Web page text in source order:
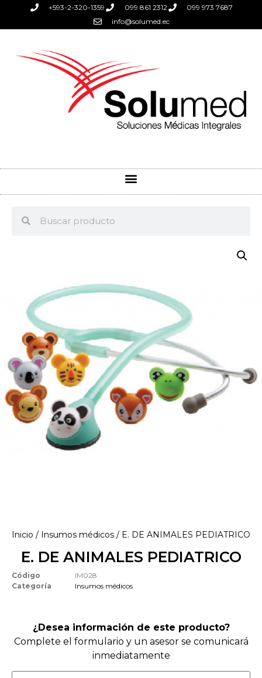
+593-2-320-1359 099 861 2312
099 973 7687
info@solumed.ec
Inicio / Insumos médicos / E. DE ANIMALES PEDIATRICO
E. DE ANIMALES PEDIATRICO
Código
IM028
Categoría
Insumos médicos
¿Desea información de este producto?
Complete el formulario y un asesor se comunicará
inmediatamente